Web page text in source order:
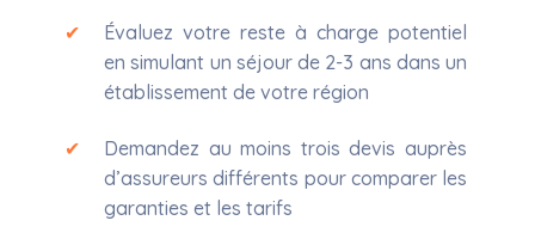
Évaluez votre reste à charge potentiel
en simulant un séjour de 2-3 ans dans un
établissement de votre région
Demandez au moins trois devis auprès
d’assureurs différents pour comparer les
garanties et les tarifs